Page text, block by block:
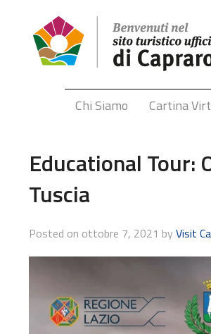
Chi Siamo Cartina
Educational Tour:
Tuscia
Posted on ottobre 7, 2021 by Visit